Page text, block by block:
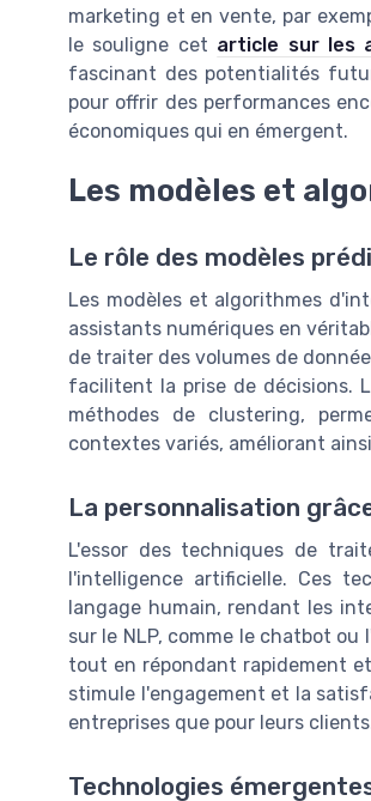
marketing et en vente, par
le souligne cet article sur les
fascinant des potentialités
pour offrir des performances
économiques qui en émergent.
Les modèles et
Le rôle des modèles
Les modèles et algorithmes
assistants numériques en
de traiter des volumes de
facilitent la prise de décisions.
méthodes de clustering,
contextes variés, améliorant
La personnalisation
L'essor des techniques de
l'intelligence artificielle. Ces
langage humain, rendant les
sur le NLP, comme le chatbot
tout en répondant rapidement
stimule l'engagement et la
entreprises que pour leurs
Technologies